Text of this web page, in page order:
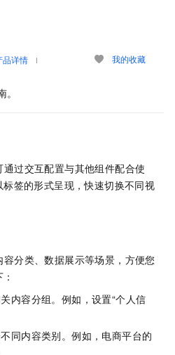
品详情 我的收藏
过交互配置与其他组件配合使
签的形式呈现，快速切换不同视
分类、数据展示等场景，方便您
内容分组。例如，设置“个人信
同内容类别。例如，电商平台的